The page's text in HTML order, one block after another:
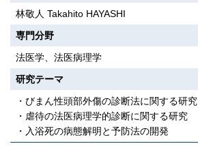
林敬人 Takahito HAYASHI
専門分野
法医学、法医病理学
研究テーマ
・びまん性頭部外傷の診断法に関する研究
・虐待の法医病理学的診断に関する研究
・入浴死の病態解明と予防法の開発